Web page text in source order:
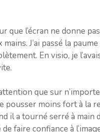
que l’écran ne donne
J’ai passé la
En visio, je
que sur
moins fort à la
il a tourné serré à main
faire confiance à